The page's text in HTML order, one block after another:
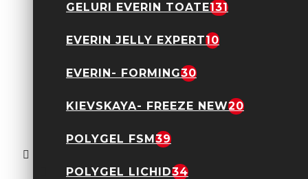
GELURI EVERIN TOATE131
EVERIN JELLY EXPERT10
EVERIN- FORMING30
KIEVSKAYA- FREEZE NEW20
POLYGEL FSM39
POLYGEL LICHID34
Sticker Decor Unghii
7,90 Lei